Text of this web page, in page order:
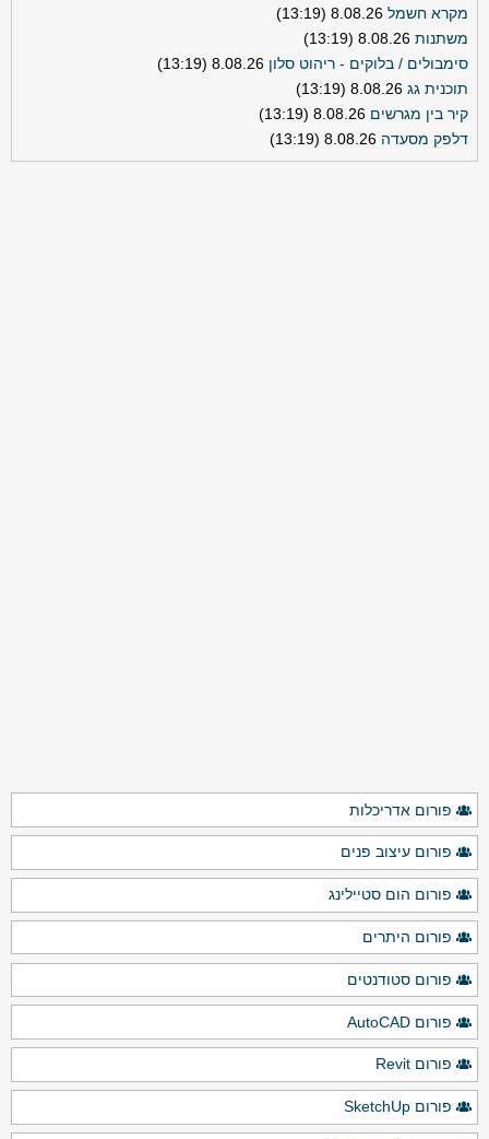
מקרא חשמל 8.08.26 (13:19)
משתנות 8.08.26 (13:19)
סימבולים / בלוקים - ריהוט סלון 8.08.26 (13:19)
תוכנית גג 8.08.26 (13:19)
קיר בין מגרשים 8.08.26 (13:19)
דלפק מסעדה 8.08.26 (13:19)
פורום אדריכלות
פורום עיצוב פנים
פורום הום סטיילינג
פורום היתרים
פורום סטודנטים
פורום AutoCAD
פורום Revit
פורום SketchUp